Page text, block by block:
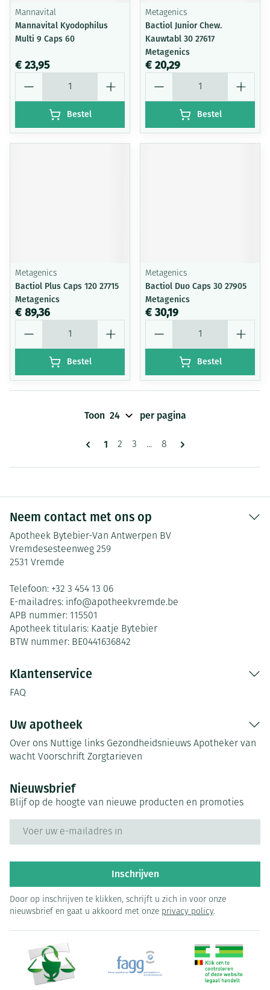
Mannavital
Mannavital Kyodophilus
Multi 9 Caps 60
€ 23,95
Bestel
Metagenics
Bactiol Junior Chew.
Kauwtabl 30 27617
Metagenics
€ 20,29
Bestel
Metagenics
Bactiol Plus Caps 120 27715
Metagenics
€ 89,36
Bestel
Metagenics
Bactiol Duo Caps 30 27905
Metagenics
€ 30,19
Bestel
Pagina's
U lees momenteel pagina
1 Pagina
2 Pagina
3 ... Pagina
8
Toon per pagina
Neem contact met ons op
Apotheek Bytebier-Van Antwerpen BV
Vremdesesteenweg 259
2531 Vremde
Telefoon: +32 3 454 13 06
E-mailadres: info@apotheekvremde.be
APB nummer: 115501
Apotheek titularis: Kaatje Bytebier
BTW nummer: BE0441636842
Klantenservice
FAQ
Uw apotheek
Over ons Nuttige links Gezondheidsnieuws Apotheker van
wacht Voorschrift Zorgtarieven
Nieuwsbrief
Blijf op de hoogte van nieuwe producten en promoties
Inschrijven
Door op inschrijven te klikken, schrijft u zich in voor onze
nieuwsbrief en gaat u akkoord met onze privacy policy.